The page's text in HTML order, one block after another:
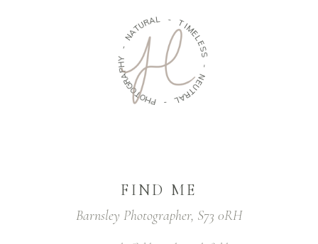
-
NATURA L -
TI
M
E
L
E
S
-
N
E
U
T
R
A
L
-
P
H
O
T
O
G
R
A
P
H
Y
FIND ME
Barnsley Photographer, S73 0RH